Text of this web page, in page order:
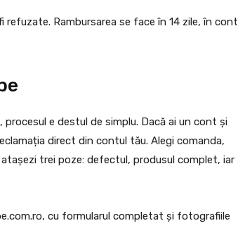
Rambursarea se face în 14 zile, în cont
e destul de simplu. Dacă ai un cont și
direct din contul tău. Alegi comanda,
trei poze: defectul, produsul complet, iar
, cu formularul completat și fotografiile